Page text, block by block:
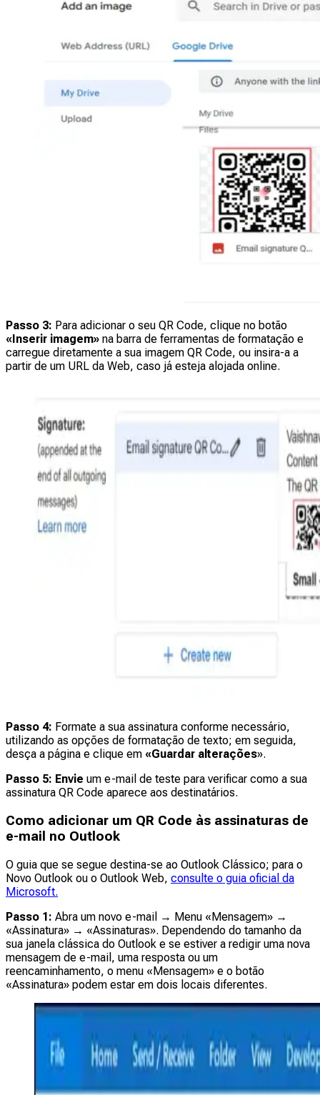
Passo 3: Para adicionar o seu QR Code, clique no botão
«Inserir imagem» na barra de ferramentas de formatação e
carregue diretamente a sua imagem QR Code, ou insira-a a
partir de um URL da Web, caso já esteja alojada online.
Passo 4: Formate a sua assinatura conforme necessário,
utilizando as opções de formatação de texto; em seguida,
desça a página e clique em «Guardar alterações».
Passo 5: Envie um e-mail de teste para verificar como a sua
assinatura QR Code aparece aos destinatários.
Como adicionar um QR Code às assinaturas de
e-mail no Outlook
O guia que se segue destina-se ao Outlook Clássico; para o
Novo Outlook ou o Outlook Web, consulte o guia oficial da
Microsoft.
Passo 1: Abra um novo e-mail → Menu «Mensagem» →
«Assinatura» → «Assinaturas». Dependendo do tamanho da
sua janela clássica do Outlook e se estiver a redigir uma nova
mensagem de e-mail, uma resposta ou um
reencaminhamento, o menu «Mensagem» e o botão
«Assinatura» podem estar em dois locais diferentes.